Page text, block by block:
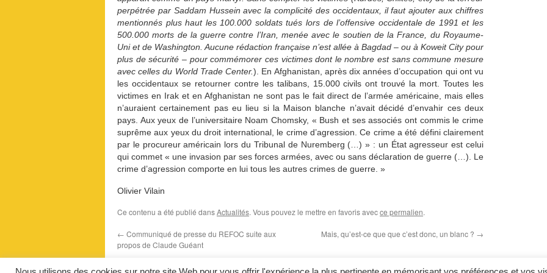
perpétrée par Saddam Hussein avec la complicité des occidentaux, il faut ajouter aux chiffres
mentionnés plus haut les 100.000 soldats tués lors de l’offensive occidentale de 1991 et les
500.000 morts de la guerre contre l’Iran, menée avec le soutien de la France, du Royaume-
Uni et de Washington. Aucune rédaction française n’est allée à Bagdad – ou à Koweit City pour
plus de sécurité – pour commémorer ces victimes dont le nombre est sans commune mesure
avec celles du World Trade Center.). En Afghanistan, après dix années d’occupation qui ont vu
les occidentaux se retourner contre les talibans, 15.000 civils ont trouvé la mort. Toutes les
victimes en Irak et en Afghanistan ne sont pas le fait direct de l’armée américaine, mais elles
n’auraient certainement pas eu lieu si la Maison blanche n’avait décidé d’envahir ces deux
pays. Aux yeux de l’universitaire Noam Chomsky, « Bush et ses associés ont commis le crime
suprême aux yeux du droit international, le crime d’agression. Ce crime a été défini clairement
par le procureur américain lors du Tribunal de Nuremberg (…) » : un État agresseur est celui
qui commet « une invasion par ses forces armées, avec ou sans déclaration de guerre (…). Le
crime d’agression comporte en lui tous les autres crimes de guerre. »
Olivier Vilain
Ce contenu a été publié dansActualités. Vous pouvez le mettre en favoris avecce permalien.
← Communiqué de presse du REFOC suite aux
propos de Claude Guéant
Mais, qu’est-ce que que c’est donc, un blanc ? →